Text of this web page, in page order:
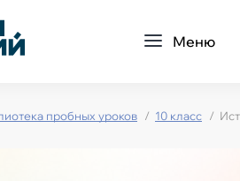
Меню
пробных уроков 10 класс